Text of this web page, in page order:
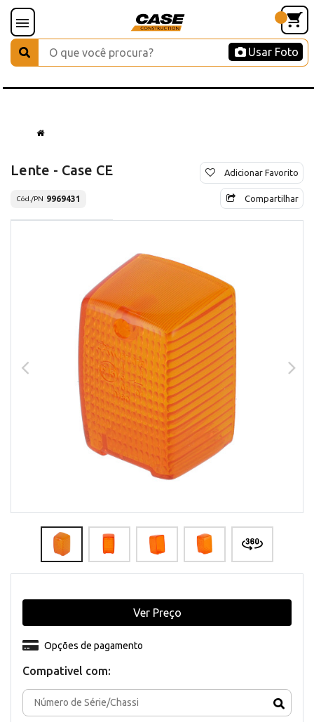
Usar Foto
Lente - Case CE
Cód./PN 9969431
Adicionar Favorito
Compartilhar
Compativel com:
Opções de pagamento
Ver Preço